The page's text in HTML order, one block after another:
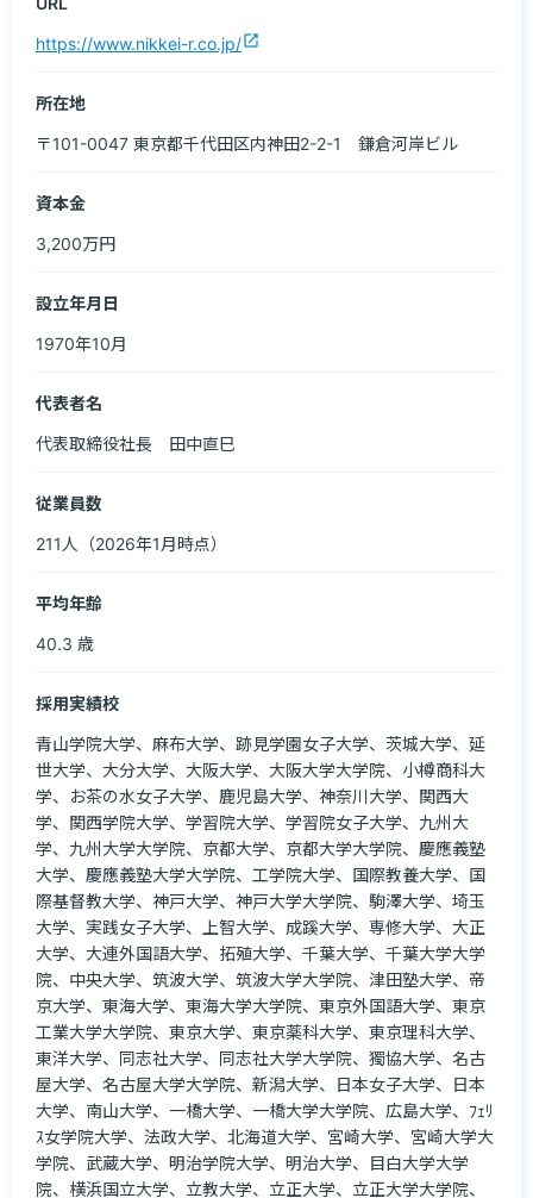
https://www.nikkei-r.co.jp/open_in_new
所在地
〒101-0047 東京都千代田区内神田2-2-1　鎌倉河岸ビル
資本金
3,200万円
設立年月日
1970年10月
代表者名
代表取締役社長　田中直巳
従業員数
211人（2026年1月時点）
平均年齢
40.3 歳
採用実績校
青山学院大学、麻布大学、跡見学園女子大学、茨城大学、延
世大学、大分大学、大阪大学、大阪大学大学院、小樽商科大
学、お茶の水女子大学、鹿児島大学、神奈川大学、関西大
学、関西学院大学、学習院大学、学習院女子大学、九州大
学、九州大学大学院、京都大学、京都大学大学院、慶應義塾
大学、慶應義塾大学大学院、工学院大学、国際教養大学、国
際基督教大学、神戸大学、神戸大学大学院、駒澤大学、埼玉
大学、実践女子大学、上智大学、成蹊大学、専修大学、大正
大学、大連外国語大学、拓殖大学、千葉大学、千葉大学大学
院、中央大学、筑波大学、筑波大学大学院、津田塾大学、帝
京大学、東海大学、東海大学大学院、東京外国語大学、東京
工業大学大学院、東京大学、東京薬科大学、東京理科大学、
東洋大学、同志社大学、同志社大学大学院、獨協大学、名古
屋大学、名古屋大学大学院、新潟大学、日本女子大学、日本
大学、南山大学、一橋大学、一橋大学大学院、広島大学、ﾌｪﾘ
ｽ女学院大学、法政大学、北海道大学、宮崎大学、宮崎大学大
学院、武蔵大学、明治学院大学、明治大学、目白大学大学
院、横浜国立大学、立教大学、立正大学、立正大学大学院、